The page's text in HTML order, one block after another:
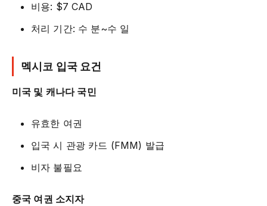
비용: $7 CAD
처리 기간: 수 분~수 일
멕시코 입국 요건
미국 및 캐나다 국민
유효한 여권
입국 시 관광 카드 (FMM) 발급
비자 불필요
중국 여권 소지자